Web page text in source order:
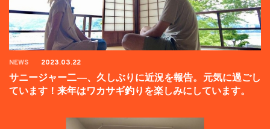
NEWS 2023.03.22
サニージャー二―、久しぶりに近況を報告。元気に過ごし
ています！来年はワカサギ釣りを楽しみにしています。